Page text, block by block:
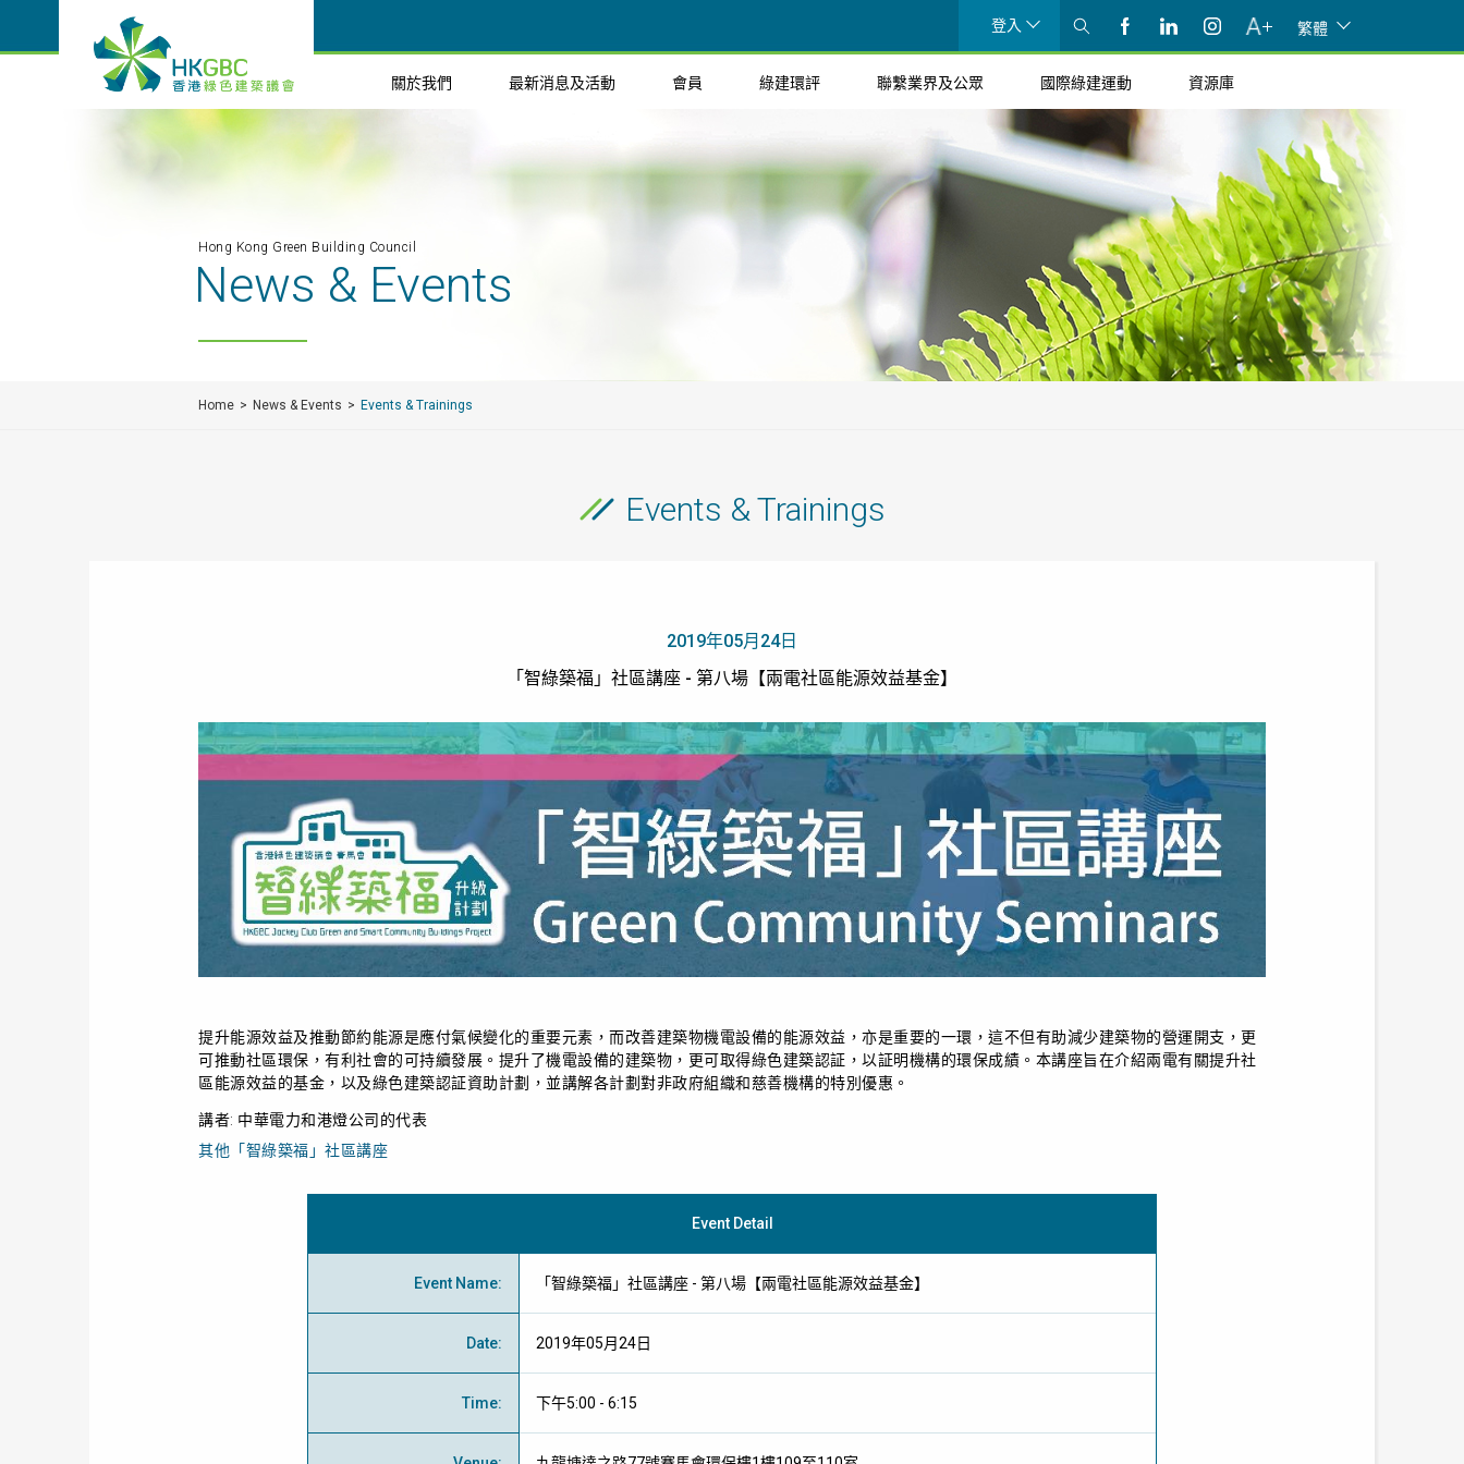
登入 繁體
關於我們 最新消息及活動 會員 綠建環評 聯繫業界及公眾 國際綠建運動 資源庫
Hong Kong Green Building Council
News & Events
Home News & Events Events & Trainings
Events & Trainings
2019年05月24日
「智綠築福」社區講座 - 第八場【兩電社區能源效益基金】
提升能源效益及推動節約能源是應付氣候變化的重要元素，而改善建築物機電設備的能源效益，亦是重要的一環，這不但有助減少建築物的營運開支，更
可推動社區環保，有利社會的可持續發展。提升了機電設備的建築物，更可取得綠色建築認証，以証明機構的環保成績。本講座旨在介紹兩電有關提升社
區能源效益的基金，以及綠色建築認証資助計劃，並講解各計劃對非政府組織和慈善機構的特別優惠。
講者: 中華電力和港燈公司的代表
其他「智綠築福」社區講座
Event Detail
Event Name: 「智綠築福」社區講座 - 第八場【兩電社區能源效益基金】
Date: 2019年05月24日
Time: 下午5:00 - 6:15